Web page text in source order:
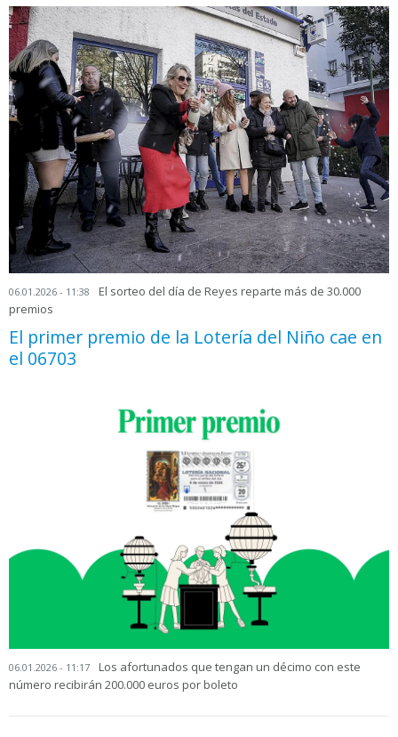
06.01.2026 - 11:38
El sorteo del día de Reyes reparte más de 30.000
premios
El primer premio de la Lotería del Niño cae en
el 06703
06.01.2026 - 11:17
Los afortunados que tengan un décimo con este
número recibirán 200.000 euros por boleto